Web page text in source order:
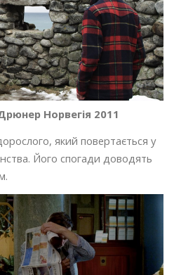
Норвегія 2011
який повертається у
Його спогади доводять